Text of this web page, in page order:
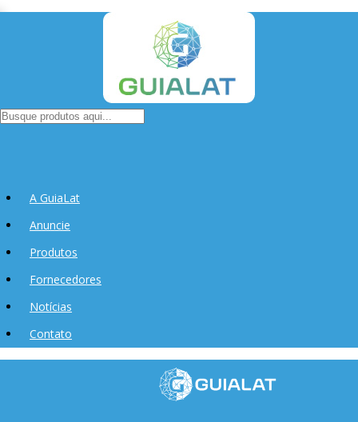
A GuiaLat
Anuncie
Produtos
Fornecedores
Notícias
Contato